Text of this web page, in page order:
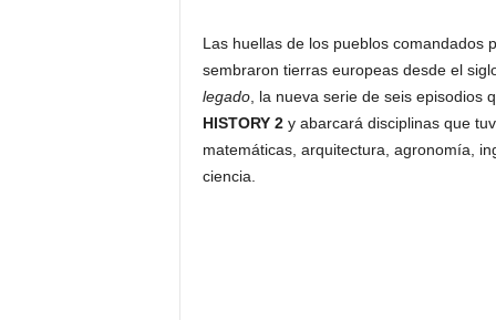
Las huellas de los pueblos comandados
sembraron tierras europeas desde el
legado, la nueva serie de seis episodios
HISTORY 2y abarcará disciplinas que
matemáticas, arquitectura, agronomía,
ciencia.